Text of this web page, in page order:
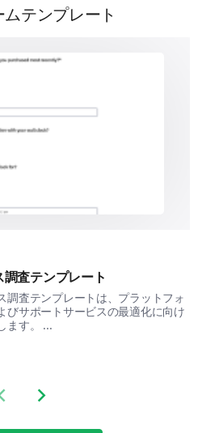
like the least?
here:
テンプレート
査テンプレート
調査テンプレートは、プラットフォ
びサポートサービスの最適化に向け
ます。 ...
slide
Next slide